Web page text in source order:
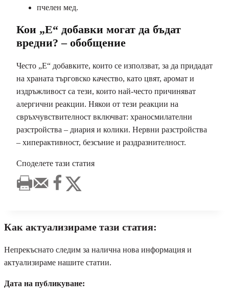
пчелен мед.
Кои „Е“ добавки могат да бъдат
вредни? – обобщение
Често „Е“ добавките, които се използват, за да придадат
на храната търговско качество, като цвят, аромат и
издръжливост са тези, които най-често причиняват
алергични реакции. Някои от тези реакции на
свръхчувствителност включват: храносмилателни
разстройства – диария и колики. Нервни разстройства
– хиперактивност, безсъние и раздразнителност.
Споделете тази статия
Как актуализираме тази статия:
Непрекъснато следим за налична нова информация и
актуализираме нашите статии.
Дата на публикуване: